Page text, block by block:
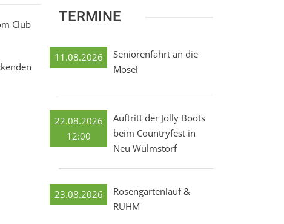
Club
TERMINE
11.08.2026
Seniorenfahrt an die
Mosel
22.08.2026
12:00
Auftritt der Jolly Boots
beim Countryfest in
Neu Wulmstorf
23.08.2026
Rosengartenlauf &
RUHM